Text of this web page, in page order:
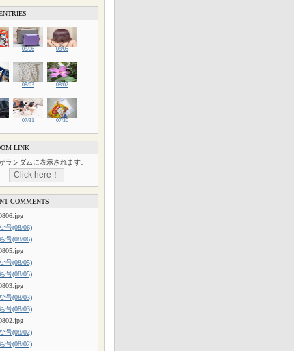
08/06 08/05
08/03 08/02
07/31 07/30
LINK
ランダムに表示されます。
COMMENTS
号(08/06)
号(08/06)
号(08/05)
号(08/05)
号(08/03)
号(08/03)
号(08/02)
号(08/02)